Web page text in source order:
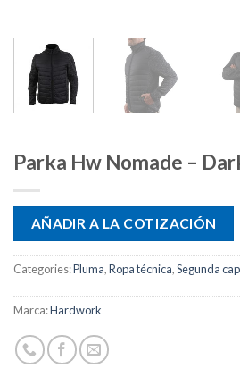
Parka Hw Nomade –
AÑADIR A LA COTIZACIÓN
Categories:Pluma,Ropa técnica,Segunda
Marca:Hardwork